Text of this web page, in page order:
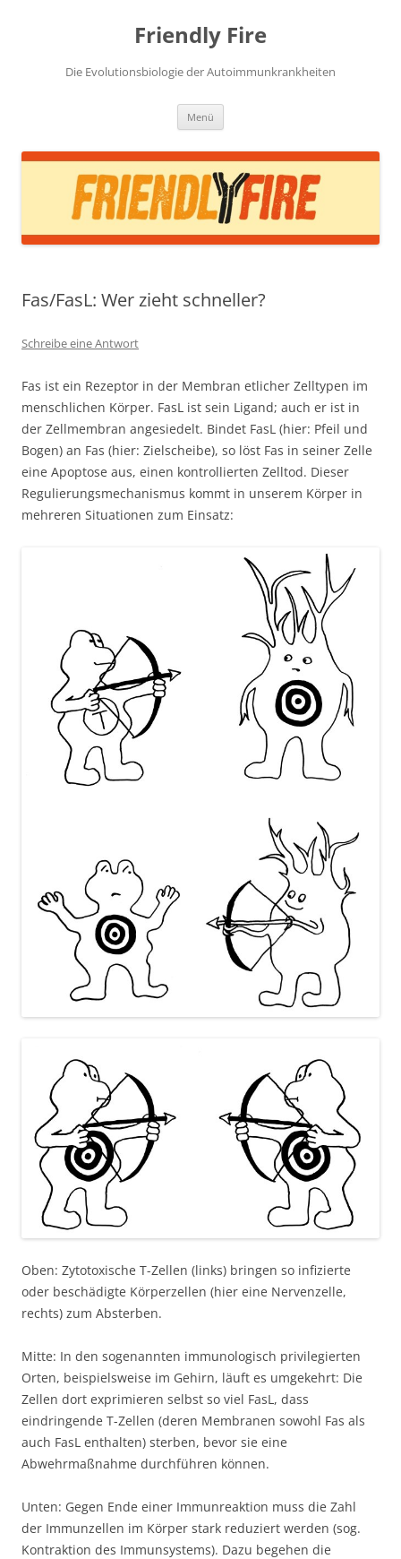
Friendly Fire
Die Evolutionsbiologie der Autoimmunkrankheiten
Menü
Fas/FasL: Wer zieht schneller?
Schreibe eine Antwort
Fas ist ein Rezeptor in der Membran etlicher Zelltypen im
menschlichen Körper. FasL ist sein Ligand; auch er ist in
der Zellmembran angesiedelt. Bindet FasL (hier: Pfeil und
Bogen) an Fas (hier: Zielscheibe), so löst Fas in seiner Zelle
eine Apoptose aus, einen kontrollierten Zelltod. Dieser
Regulierungsmechanismus kommt in unserem Körper in
mehreren Situationen zum Einsatz:
Oben: Zytotoxische T-Zellen (links) bringen so infizierte
oder beschädigte Körperzellen (hier eine Nervenzelle,
rechts) zum Absterben.
Mitte: In den sogenannten immunologisch privilegierten
Orten, beispielsweise im Gehirn, läuft es umgekehrt: Die
Zellen dort exprimieren selbst so viel FasL, dass
eindringende T-Zellen (deren Membranen sowohl Fas als
auch FasL enthalten) sterben, bevor sie eine
Abwehrmaßnahme durchführen können.
Unten: Gegen Ende einer Immunreaktion muss die Zahl
der Immunzellen im Körper stark reduziert werden (sog.
Kontraktion des Immunsystems). Dazu begehen die